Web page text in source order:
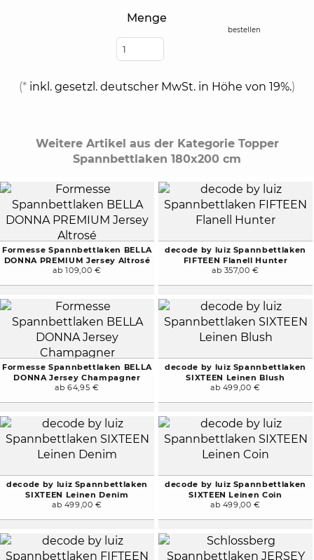
Menge
bestellen
(* inkl. gesetzl. deutscher MwSt. in Höhe von 19%.)
Weitere Artikel aus der Kategorie Topper
Spannbettlaken 180x200 cm
Formesse Spannbettlaken BELLA
DONNA PREMIUM Jersey Altrosé
ab 109,00 €
decode by luiz Spannbettlaken
FIFTEEN Flanell Hunter
ab 357,00 €
Formesse Spannbettlaken BELLA
DONNA Jersey Champagner
ab 64,95 €
decode by luiz Spannbettlaken
SIXTEEN Leinen Blush
ab 499,00 €
decode by luiz Spannbettlaken
SIXTEEN Leinen Denim
ab 499,00 €
decode by luiz Spannbettlaken
SIXTEEN Leinen Coin
ab 499,00 €